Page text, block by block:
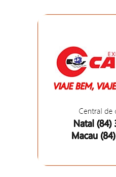
CORO
CORRIDA
CURSINHO